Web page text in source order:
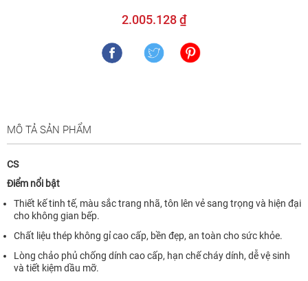
2.005.128 ₫
MÔ TẢ SẢN PHẨM
CS
Điểm nổi bật
Thiết kế tinh tế, màu sắc trang nhã, tôn lên vẻ sang trọng và hiện đại
cho không gian bếp.
Chất liệu thép không gỉ cao cấp, bền đẹp, an toàn cho sức khỏe.
Lòng chảo phủ chống dính cao cấp, hạn chế cháy dính, dễ vệ sinh
và tiết kiệm dầu mỡ.